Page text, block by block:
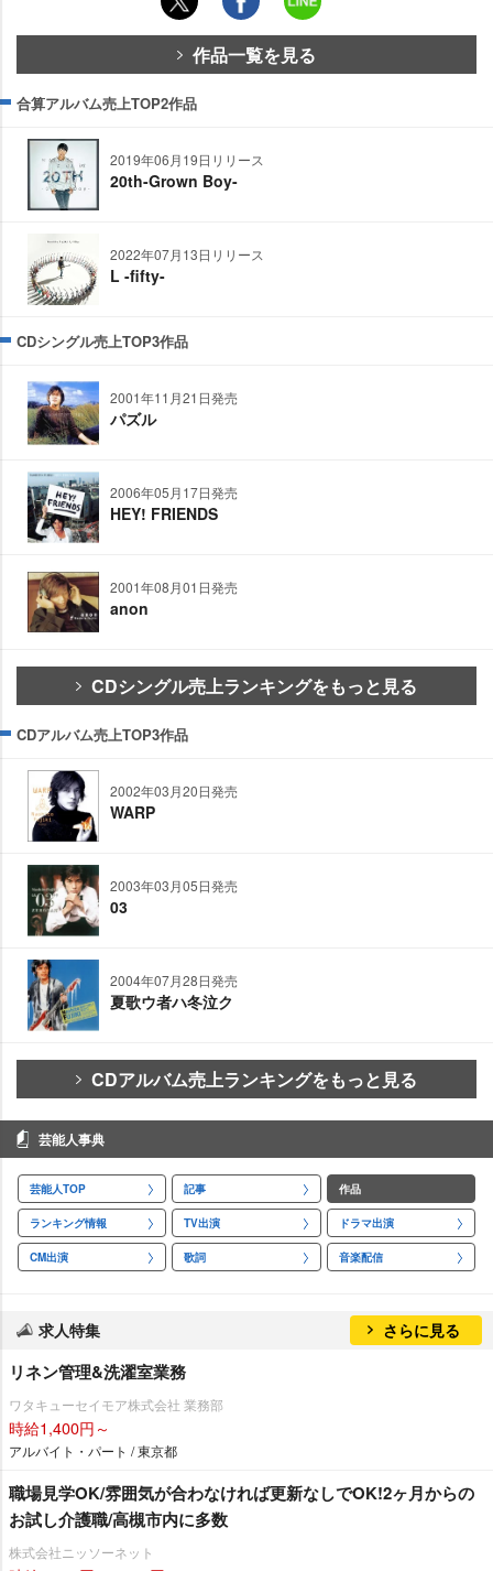
作品一覧を見る
合算アルバム売上TOP2作品
2019年06月19日リリース
20th-Grown Boy-
2022年07月13日リリース
L -fifty-
CDシングル売上TOP3作品
2001年11月21日発売
パズル
2006年05月17日発売
HEY! FRIENDS
2001年08月01日発売
anon
CDシングル売上ランキングをもっと見る
CDアルバム売上TOP3作品
2002年03月20日発売
WARP
2003年03月05日発売
03
2004年07月28日発売
夏歌ウ者ハ冬泣ク
CDアルバム売上ランキングをもっと見る
芸能人事典
芸能人TOP 記事 作品
ランキング情報 TV出演 ドラマ出演
CM出演 歌詞 音楽配信
求人特集 さらに見る
リネン管理&洗濯室業務
ワタキューセイモア株式会社 業務部
時給1,400円～
アルバイト・パート / 東京都
職場見学OK/雰囲気が合わなければ更新なしでOK!2ヶ月からの
お試し介護職/高槻市内に多数
株式会社ニッソーネット